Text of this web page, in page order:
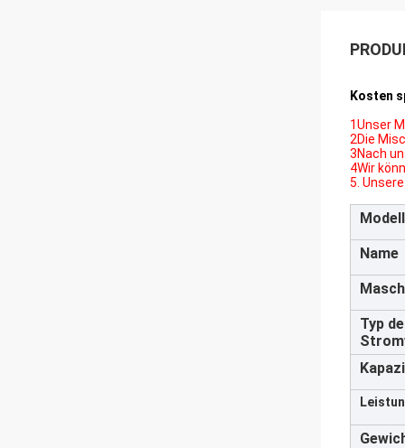
Kosten
1Unser
2Die
3Nach
4Wir
5.
Name
Typ